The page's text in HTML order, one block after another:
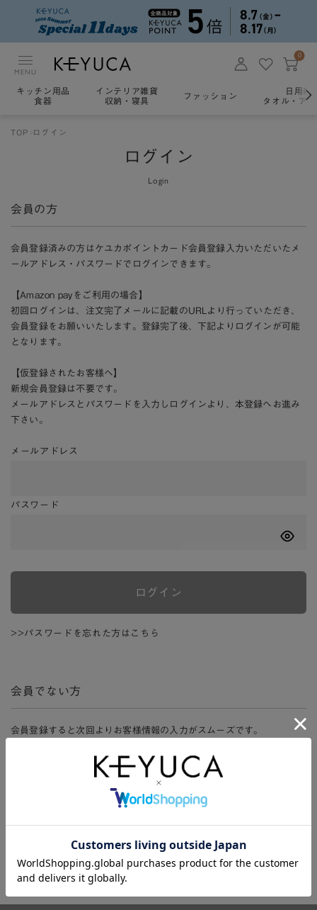
MENU
0
キッチン用品
食器
インテリア雑貨
収納・寝具
ファッション
日用雑
タオル・ア
TOP ログイン
ログイン
Login
会員の方
会員登録済みの方はケユカポイントカード会員登録入力いただいたメ
ールアドレス・パスワードでログインできます。
【Amazon payをご利用の場合】
初回ログインは、注文完了メールに記載のURLより行っていただき、
会員登録をお願いいたします。登録完了後、下記よりログインが可能
となります。
【仮登録されたお客様へ】
新規会員登録は不要です。
メールアドレスとパスワードを入力しログインより、本登録へお進み
下さい。
メールアドレス
パスワード
ログイン
>>パスワードを忘れた方はこちら
会員でない方
会員登録すると次回よりお客様情報の入力がスムーズです。
ージ、購入履歴をご利用いただけます。